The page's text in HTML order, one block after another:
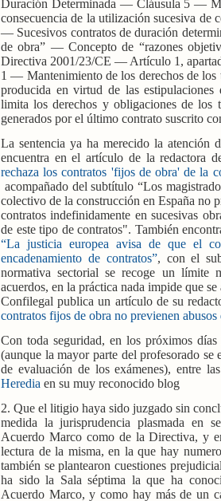
Duración Determinada — Cláusula 5 —
consecuencia de la utilización sucesiva de
— Sucesivos contratos de duración
de obra” — Concepto de “razones
Directiva 2001/23/CE — Artículo 1,
1 — Mantenimiento de los derechos de
producida en virtud de las
limita los derechos y obligaciones de los
generados por el último contrato suscrito
La sentencia ya ha merecido la atención
encuentra en el artículo de la redactora
rechaza los contratos 'fijos de obra' de la
acompañado del subtítulo “Los
colectivo de la construcción en España no
contratos indefinidamente en sucesivas
de este tipo de contratos". También
“La justicia europea avisa de que el
encadenamiento de contratos”, con el
normativa sectorial se recoge un límite
acuerdos, en la práctica nada impide que
Confilegal publica un artículo de su
contratos fijos de obra no previenen abusos
Con toda seguridad, en los próximos días
(aunque la mayor parte del profesorado se
de evaluación de los exámenes), entre
Heredia en su muy reconocido blog
2. Que el litigio haya sido juzgado sin
medida la jurisprudencia plasmada en
Acuerdo Marco como de la Directiva, y
lectura de la misma, en la que hay
también se plantearon cuestiones
ha sido la Sala séptima la que ha
Acuerdo Marco, y como hay más de un